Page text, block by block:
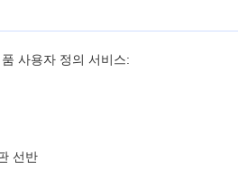
사용자 정의 서비스:
선반